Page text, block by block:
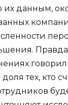
данным,
тех, кто